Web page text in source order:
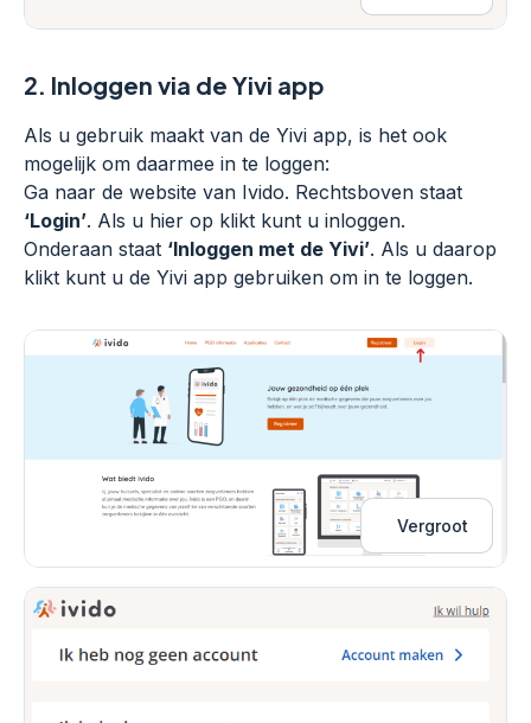
2. Inloggen via de Yivi app
Als u gebruik maakt van de Yivi app, is het ook
mogelijk om daarmee in te loggen:
Ga naar de website van Ivido. Rechtsboven staat
‘Login’. Als u hier op klikt kunt u inloggen.
Onderaan staat ‘Inloggen met de Yivi’. Als u daarop
klikt kunt u de Yivi app gebruiken om in te loggen.
Vergroot